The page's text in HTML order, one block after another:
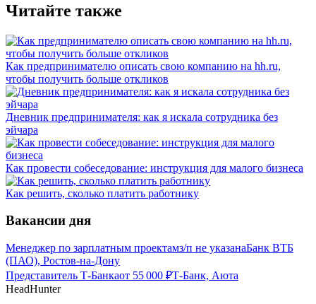
Читайте также
Как предпринимателю описать свою компанию на hh.ru,
чтобы получить больше откликов
Дневник предпринимателя: как я искала сотрудника без
эйчара
Как провести собеседование: инструкция для малого бизнеса
Как решить, сколько платить работнику
Вакансии дня
Менеджер по зарплатным проектамз/п не указанаБанк ВТБ
(ПАО), Ростов-на-Дону
Представитель Т-Банкаот 55 000 ₽Т-Банк, Аюта
HeadHunter